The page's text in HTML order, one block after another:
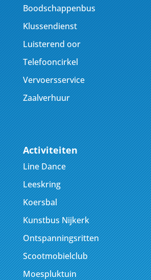
Boodschappenbus
Klussendienst
Luisterend oor
Telefooncirkel
Vervoersservice
Zaalverhuur
Activiteiten
Line Dance
Leeskring
Koersbal
Kunstbus Nijkerk
Ontspanningsritten
Scootmobielclub
Moespluktuin